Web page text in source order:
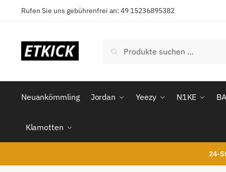
Rufen Sie uns gebührenfrei an: 49 15236895382
nach:
Suchen
Neuankömmling Jordan Yeezy N1KE
Klamotten
24-